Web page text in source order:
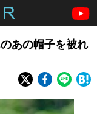
あの帽子を被れ